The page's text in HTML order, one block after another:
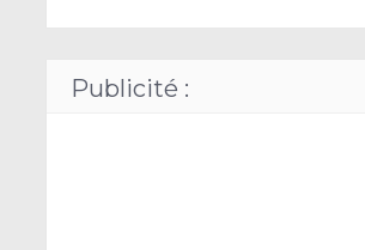
Publicité :